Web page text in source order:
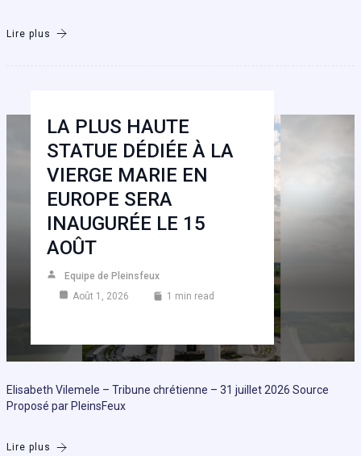
Lire plus
LA PLUS HAUTE
STATUE DÉDIÉE À LA
VIERGE MARIE EN
EUROPE SERA
INAUGURÉE LE 15
AOÛT
Equipe de Pleinsfeux
Août 1, 2026
1 min read
Elisabeth Vilemele – Tribune chrétienne – 31 juillet 2026 Source
Proposé par PleinsFeux
Lire plus